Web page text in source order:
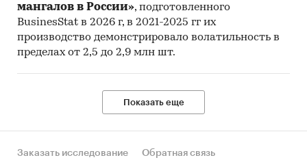
компании данный Бизнес-план проверен
ведущими экспертами рынка.
Кроме того, к готовому бизнес-плану
произведённые расчеты и даёт возможность
изменять любые исходные параметры для
каждой конкретной ситуации. Также она
позволяет корректировать бизнес-процессы
мангалов в России», подготовленного
BusinesStat в 2026 г, в 2021-2025 гг их
производство демонстрировало волатильность в
пределах от 2,5 до 2,9 млн шт.
Показать еще
Заказать исследование Обратная связь